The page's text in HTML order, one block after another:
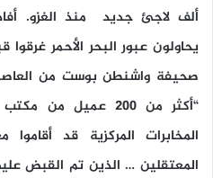
ألف لاجئ جديد منذ الغزو.
يحاولون عبور البحر الأحمر
صحيفة واشنطن بوست من
“أكثر من 200 عميل
المخابرات المركزية قد
المعتقلين … الذين تم القبض